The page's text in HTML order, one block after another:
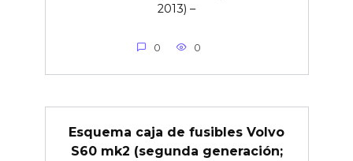
2013) –
0 0
Esquema caja de fusibles Volvo
S60 mk2 (segunda generación;